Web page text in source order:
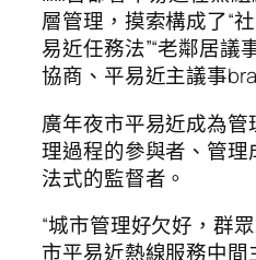
層管理，摸索構成了“
易近任務法”“老鄰居議
協商、平易近主議事
廣年夜市平易近成為
理過程的參與者、管
法式的監督者。
“城市管理好欠好，群
市平易近熱線服務中